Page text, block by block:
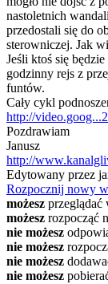
nastoletnich
przedostali się do
sterowniczej. Jak
Jeśli ktoś się
godzinny rejs z
funtów.
Cały cykl
http://
Pozdrawiam
Janusz
http://
Edytowany przez
Rozpocznij nowy
możesz przeglądać
możesz rozpocząć
nie możesz
nie możesz
nie możesz
nie możesz